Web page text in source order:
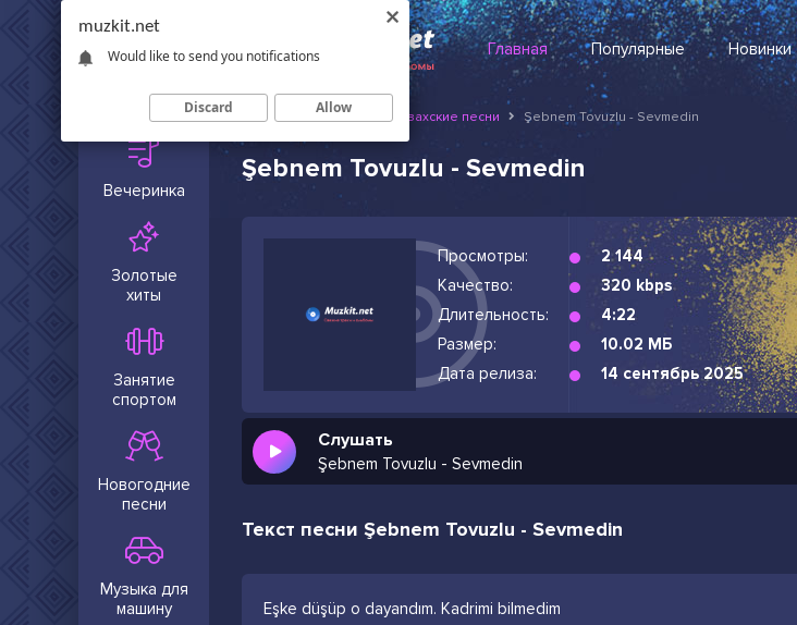
Главная Популярные
Новинки
Вечеринка
Золотые
хиты
Занятие
спортом
Новогодние
песни
Музыка для
машину
Muzkit.net Русские и казахские песни Şebnem Tovuzlu - Sevmedin
Şebnem Tovuzlu - Sevmedin
Просмотры:
2 144
Качество:
320 kbps
Длительность:
4:22
Размер:
10.02 МБ
Дата релиза:
14 сентябрь 2025
Слушать
Şebnem Tovuzlu - Sevmedin
Текст песни Şebnem Tovuzlu - Sevmedin
Eşke düşüp o dayandım. Kadrimi bilmedim
muzkit.net
Would like to send you notifications
Discard Allow